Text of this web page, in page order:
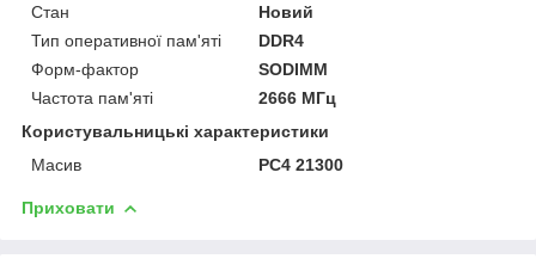
Стан
Новий
Тип оперативної пам'яті
DDR4
Форм-фактор
SODIMM
Частота пам'яті
2666 МГц
Користувальницькі характеристики
Масив
PC4 21300
Приховати